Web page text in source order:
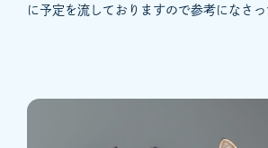
に予定を流しておりますので参考になさっ